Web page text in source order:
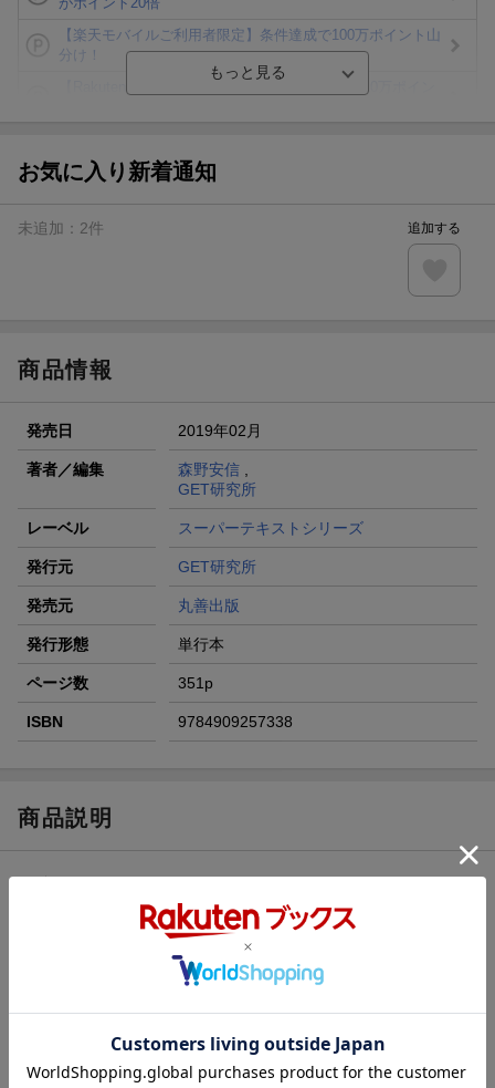
【楽天モバイルご利用者限定】条件達成で100万ポイント山
分け！
が当たる！
条件達成で楽天限定・宝塚歌劇 宙組貸切公演ペアチケット
エントリー＆条件達成で『鬼滅の刃』オリジナルきんちゃく
お気に入り新着通知
未追加： 2件 追加する
商品情報
発売日 2019年02月
著者／編集 森野安信,
GET研究所
レーベル スーパーテキストシリーズ
発行元 GET研究所
発売元 丸善出版
発行形態 単行本
ページ数 351p
ISBN 9784909257338
商品説明
４日間で攻略。動画で学ぶ本！過去１０年間全問集録。
目次（「BOOK」データベースより）
本編（施工経験記述／施工管理（品質・安全）／施工管理（ネッ
トワーク計算）／電気工事用語記述／電気法規）／攻略編（２０